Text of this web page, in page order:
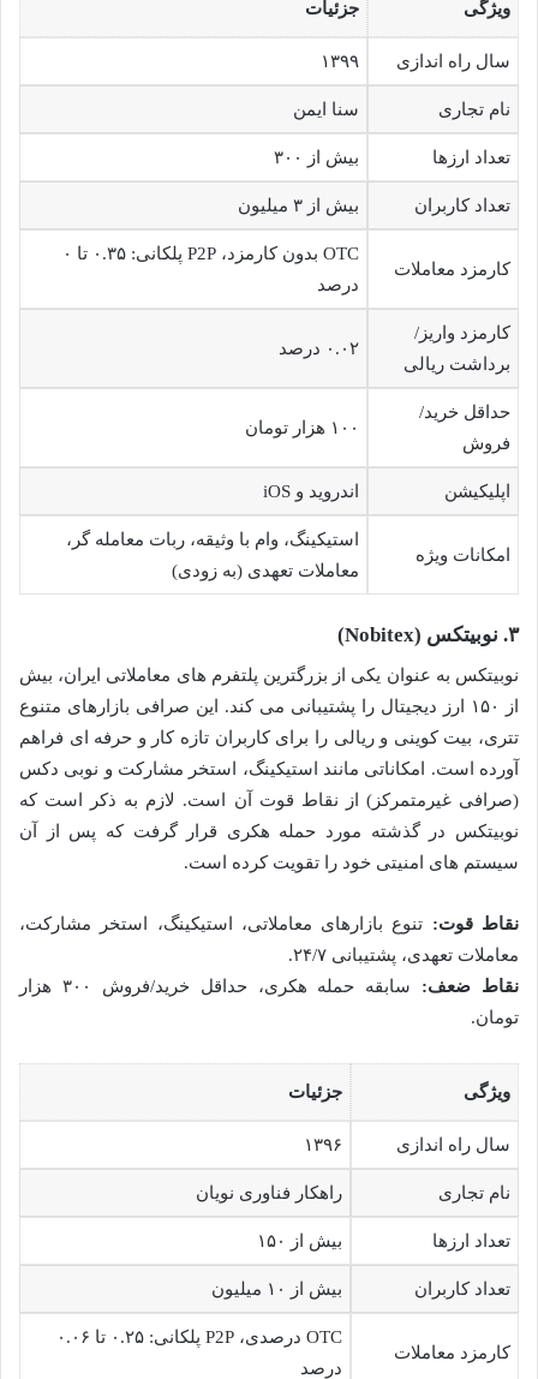
ویژگی جزئیات
سال راه اندازی ۱۳۹۹
نام تجاری سنا ایمن
تعداد ارزها بیش از ۳۰۰
تعداد کاربران بیش از ۳ میلیون
کارمزد معاملات
OTC بدون کارمزد، P2P پلکانی: ۰.۳۵ تا ۰
درصد
کارمزد واریز/
برداشت ریالی
۰.۰۲ درصد
حداقل خرید/
فروش
۱۰۰ هزار تومان
اپلیکیشن اندروید و iOS
امکانات ویژه
استیکینگ، وام با وثیقه، ربات معامله گر،
معاملات تعهدی (به زودی)
۳. نوبیتکس (Nobitex)
نوبیتکس به عنوان یکی از بزرگترین پلتفرم های معاملاتی ایران، بیش
از ۱۵۰ ارز دیجیتال را پشتیبانی می کند. این صرافی بازارهای متنوع
تتری، بیت کوینی و ریالی را برای کاربران تازه کار و حرفه ای فراهم
آورده است. امکاناتی مانند استیکینگ، استخر مشارکت و نوبی دکس
(صرافی غیرمتمرکز) از نقاط قوت آن است. لازم به ذکر است که
نوبیتکس در گذشته مورد حمله هکری قرار گرفت که پس از آن
سیستم های امنیتی خود را تقویت کرده است.
نقاط قوت: تنوع بازارهای معاملاتی، استیکینگ، استخر مشارکت،
معاملات تعهدی، پشتیبانی ۲۴/۷.
نقاط ضعف:
سابقه حمله هکری، حداقل خرید/فروش ۳۰۰ هزار
تومان.
ویژگی جزئیات
سال راه اندازی ۱۳۹۶
نام تجاری راهکار فناوری نویان
تعداد ارزها بیش از ۱۵۰
تعداد کاربران بیش از ۱۰ میلیون
کارمزد معاملات
OTC درصدی، P2P پلکانی: ۰.۲۵ تا ۰.۰۶
درصد